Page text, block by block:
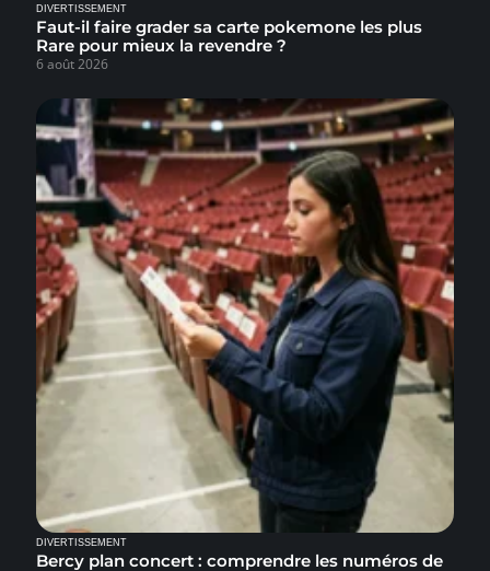
DIVERTISSEMENT
Faut-il faire grader sa carte pokemone les plus
Rare pour mieux la revendre ?
6 août 2026
DIVERTISSEMENT
Bercy plan concert : comprendre les numéros de